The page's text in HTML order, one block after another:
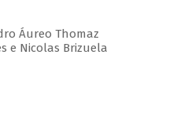
Áureo Thomaz
e Nicolas Brizuela